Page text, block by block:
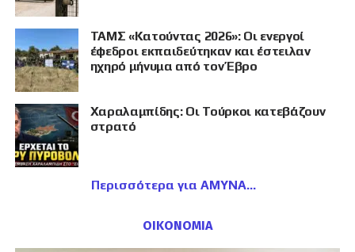
ΤΑΜΣ «Κατούντας 2026»: Οι ενεργοί
έφεδροι εκπαιδεύτηκαν και έστειλαν
ηχηρό μήνυμα από τον Έβρο
Χαραλαμπίδης: Οι Τούρκοι κατεβάζουν
στρατό
Περισσότερα για ΑΜΥΝΑ
ΟΙΚΟΝΟΜΙΑ